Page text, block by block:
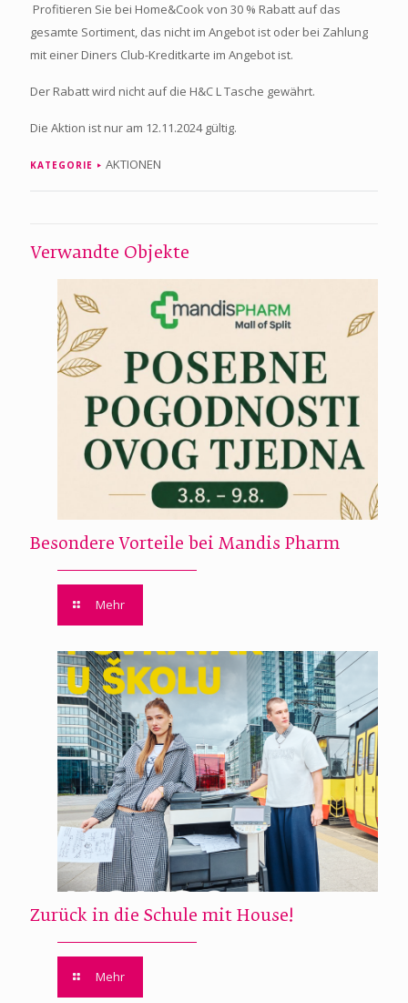
Profitieren Sie bei Home&Cook von 30 % Rabatt auf das
gesamte Sortiment, das nicht im Angebot ist oder bei Zahlung
mit einer Diners Club-Kreditkarte im Angebot ist.
Der Rabatt wird nicht auf die H&C L Tasche gewährt.
Die Aktion ist nur am 12.11.2024 gültig.
KATEGORIE AKTIONEN
Verwandte Objekte
Besondere Vorteile bei Mandis Pharm
Mehr
Zurück in die Schule mit House!
Mehr